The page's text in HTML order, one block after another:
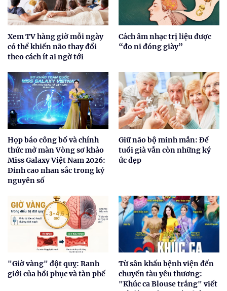
Xem TV hàng giờ mỗi ngày
có thể khiến não thay đổi
theo cách ít ai ngờ tới
Cách âm nhạc trị liệu được
“đo ni đóng giày”
Họp báo công bố và chính
thức mở màn Vòng sơ khảo
Miss Galaxy Việt Nam 2026:
Đỉnh cao nhan sắc trong kỷ
nguyên số
Giữ não bộ minh mẫn: Để
tuổi già vẫn còn những ký
ức đẹp
"Giờ vàng" đột quỵ: Ranh
giới của hồi phục và tàn phế
Từ sân khấu bệnh viện đến
chuyến tàu yêu thương:
"Khúc ca Blouse trắng" viết